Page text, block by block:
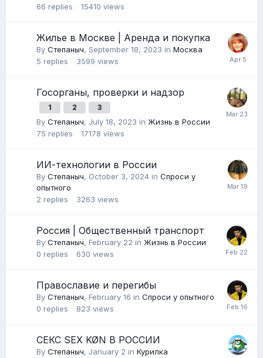
66 replies 15410 views
Жилье в Москве | Аренда и покупка
By Степаныч, September 18, 2023 in Москва
5 replies 3599 views
Госорганы, проверки и надзор
1 2 3
By Степаныч, July 18, 2023 in Жизнь в России
75 replies 17178 views
ИИ-технологии в России
By Степаныч, October 3, 2024 in Спроси у
опытного
2 replies 3263 views
Россия | Общественный транспорт
By Степаныч, February 22 in Жизнь в России
0 replies 630 views
Православие и перегибы
By Степаныч, February 16 in Спроси у опытного
0 replies 823 views
СЕКС SEX KØN В РОССИИ
By Степаныч, January 2 in Курилка